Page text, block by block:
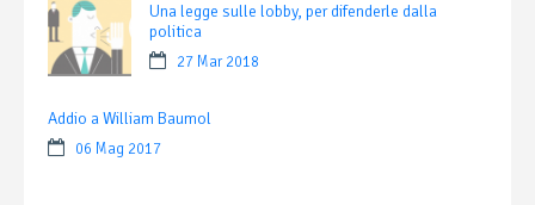
Una legge sulle lobby, per difenderle dalla
politica
27 Mar 2018
Addio a William Baumol
06 Mag 2017